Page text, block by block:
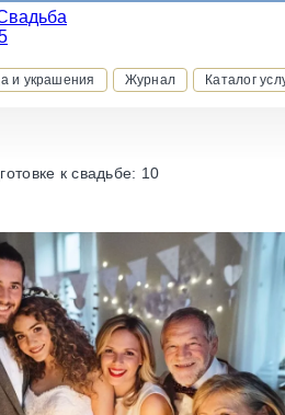
и украшения Журнал Каталог
КЛУБ ПРИВИЛЕГИЙ
сообществу и получайте
бонусы за участие
к свадьбе: 10